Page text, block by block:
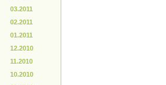
03.2011
02.2011
01.2011
12.2010
11.2010
10.2010